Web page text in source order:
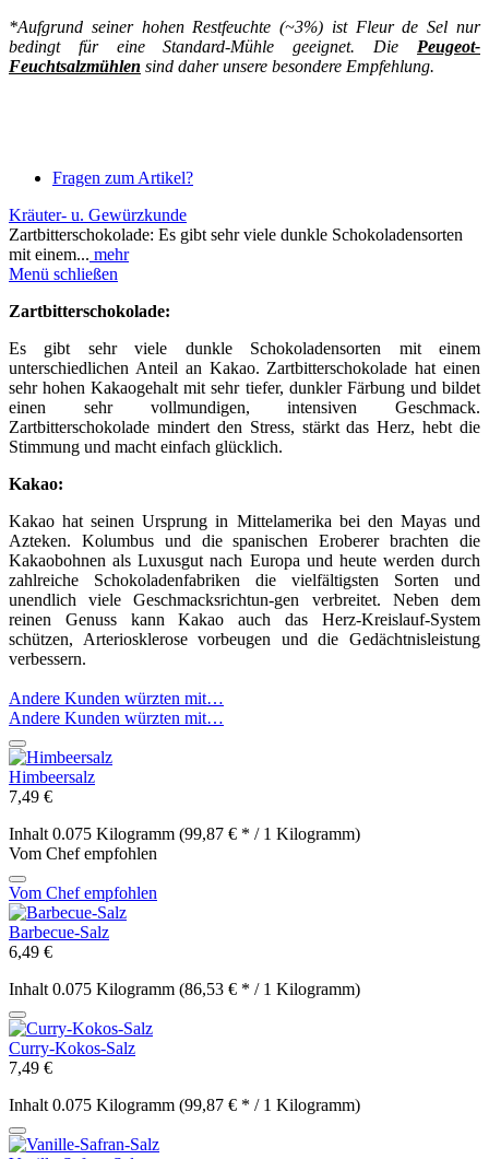
*Aufgrund seiner hohen Restfeuchte (~3%) ist Fleur de Sel nur
bedingt für eine Standard-Mühle geeignet. Die Peugeot-
Feuchtsalzmühlen sind daher unsere besondere Empfehlung.
Fragen zum Artikel?
Kräuter- u. Gewürzkunde
Zartbitterschokolade: Es gibt sehr viele dunkle Schokoladensorten
mit einem... mehr
Menü schließen
Zartbitterschokolade:
Es gibt sehr viele dunkle Schokoladensorten mit einem
unterschiedlichen Anteil an Kakao. Zartbitterschokolade hat einen
sehr hohen Kakaogehalt mit sehr tiefer, dunkler Färbung und bildet
einen sehr vollmundigen, intensiven Geschmack.
Zartbitterschokolade mindert den Stress, stärkt das Herz, hebt die
Stimmung und macht einfach glücklich.
Kakao:
Kakao hat seinen Ursprung in Mittelamerika bei den Mayas und
Azteken. Kolumbus und die spanischen Eroberer brachten die
Kakaobohnen als Luxusgut nach Europa und heute werden durch
zahlreiche Schokoladenfabriken die vielfältigsten Sorten und
unendlich viele Geschmacksrichtun-gen verbreitet. Neben dem
reinen Genuss kann Kakao auch das Herz-Kreislauf-System
schützen, Arteriosklerose vorbeugen und die Gedächtnisleistung
verbessern.
Andere Kunden würzten mit…
Andere Kunden würzten mit…
Himbeersalz
7,49 €
Inhalt 0.075 Kilogramm (99,87 € * / 1 Kilogramm)
Vom Chef empfohlen
Vom Chef empfohlen
Barbecue-Salz
6,49 €
Inhalt 0.075 Kilogramm (86,53 € * / 1 Kilogramm)
Curry-Kokos-Salz
7,49 €
Inhalt 0.075 Kilogramm (99,87 € * / 1 Kilogramm)